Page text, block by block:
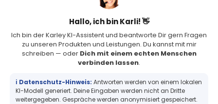
Datalogic
Hallo, ich bin Karli! 👋
Ich bin der Karley KI-Assistent und beantworte Dir gern Fragen
zu unseren Produkten und Leistungen. Du kannst mit mir
schreiben — oder Dich mit einem echten Menschen
verbinden lassen.
ℹ️ Datenschutz-Hinweis: Antworten werden von einem lokalen
KI-Modell generiert. Deine Eingaben werden nicht an Dritte
weitergegeben. Gespräche werden anonymisiert gespeichert.